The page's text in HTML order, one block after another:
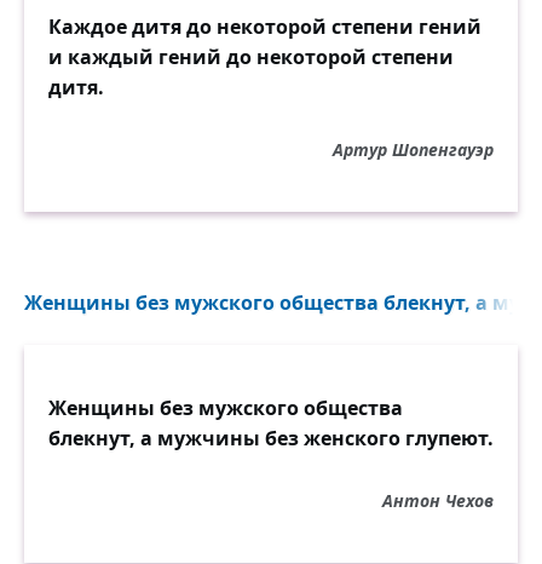
Каждое дитя до некоторой степени гений
и каждый гений до некоторой степени
дитя.
Артур Шопенгауэр
Женщины без мужского общества блекнут, а
Женщины без мужского общества
блекнут, а мужчины без женского глупеют.
Антон Чехов